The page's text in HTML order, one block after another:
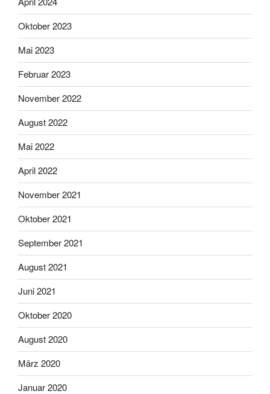
Oktober 2023
Mai 2023
Februar 2023
November 2022
August 2022
Mai 2022
April 2022
November 2021
Oktober 2021
September 2021
August 2021
Juni 2021
Oktober 2020
August 2020
März 2020
Januar 2020